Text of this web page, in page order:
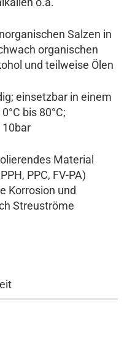
Salzen in
organischen
und teilweise Ölen
einsetzbar in einem
bis 80°C;
10bar
Material
PPC, FV-PA)
Korrosion und
Streuströme